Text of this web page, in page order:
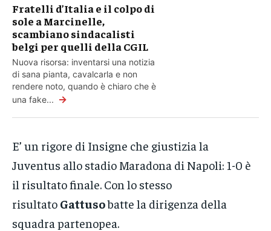
Fratelli d’Italia e il colpo di
sole a Marcinelle,
scambiano sindacalisti
belgi per quelli della CGIL
Nuova risorsa: inventarsi una notizia
di sana pianta, cavalcarla e non
rendere noto, quando è chiaro che è
una fake... →
E’ un rigore di Insigne che giustizia la
Juventus allo stadio Maradona di Napoli: 1-0 è
il risultato finale. Con lo stesso
risultato Gattusobatte la dirigenza della
squadra partenopea.